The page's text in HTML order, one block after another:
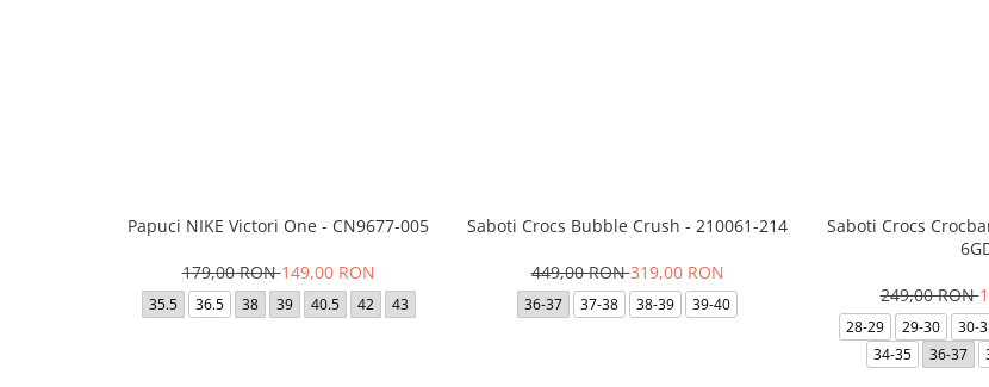
Papuci NIKE Victori One - CN9677-005
179,00 RON149,00 RON
35.5 36.5 38 39 40.5 42 43
Saboti Crocs Bubble Crush - 210061-214
449,00 RON319,00 RON
36-37 37-38 38-39 39-40
Saboti Crocs
249,00 RON
28-29 29-30 30-
34-35
36-37